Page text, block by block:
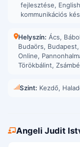
fejlesztése, English
kommunikációs
Helyszín: Ács,
Budaörs, Budapest,
Online,
Törökbálint,
Szint: Kezdő,
Angeli Judit